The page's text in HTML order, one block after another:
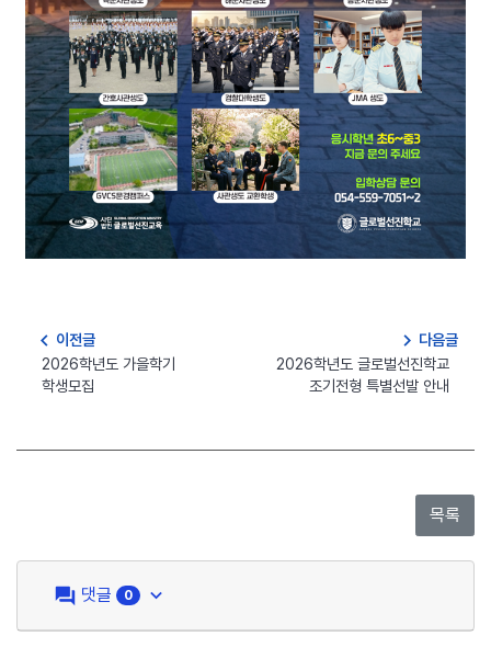
navigate_before 이전글
2026학년도 가을학기
학생모집
navigate_next 다음글
2026학년도 글로벌선진학교
조기전형 특별선발 안내
question_answer 댓글 0 keyboard_arrow_down